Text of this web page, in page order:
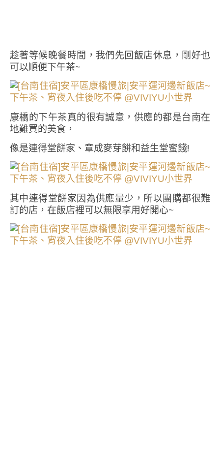
趁著等候晚餐時間，我們先回飯店休息，剛好也
可以順便下午茶~
康橋的下午茶真的很有誠意，供應的都是台南在
地難買的美食，
像是連得堂餅家、章成麥芽餅和益生堂蜜餞!
其中連得堂餅家因為供應量少，所以團購都很難
訂的店，在飯店裡可以無限享用好開心~